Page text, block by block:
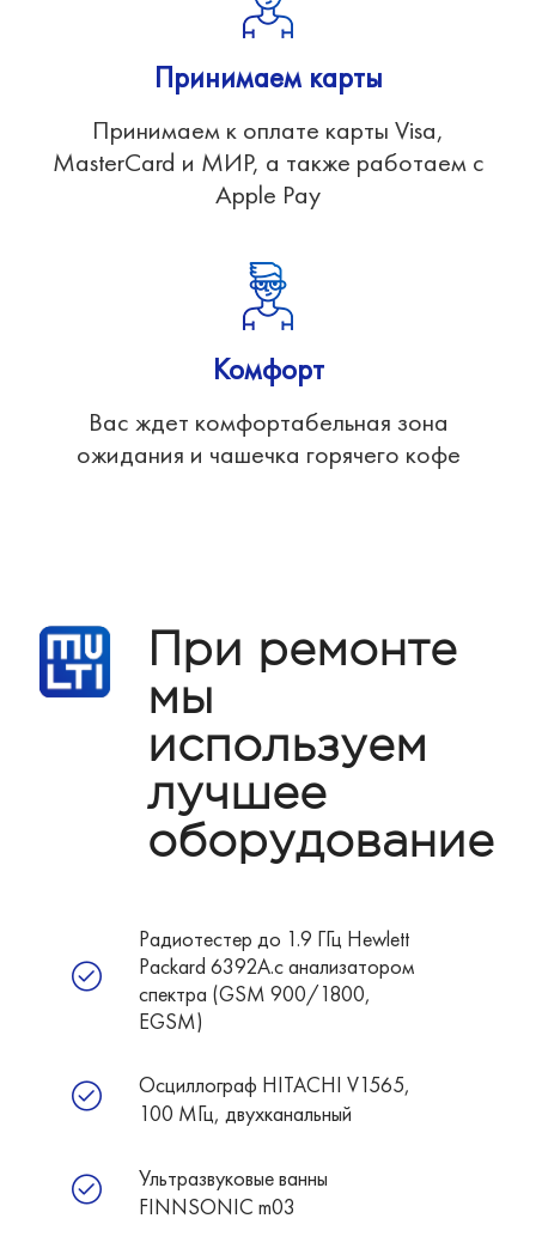
Принимаем карты
Принимаем к оплате карты Visa,
MasterCard и МИР, а также работаем с
Apple Pay
Комфорт
Вас ждет комфортабельная зона
ожидания и чашечка горячего кофе
При ремонте
мы
используем
лучшее
оборудование
Радиотестер до 1.9 ГГц Hewlett
Packard 6392A.с анализатором
спектра (GSM 900/1800,
EGSM)
Осциллограф HITACHI V1565,
100 МГц, двухканальный
Ультразвуковые ванны
FINNSONIC m03